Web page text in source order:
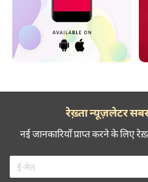
रेख़्ता न्यूज़लेटर
नई जानकारियाँ प्राप्त करने के लिए